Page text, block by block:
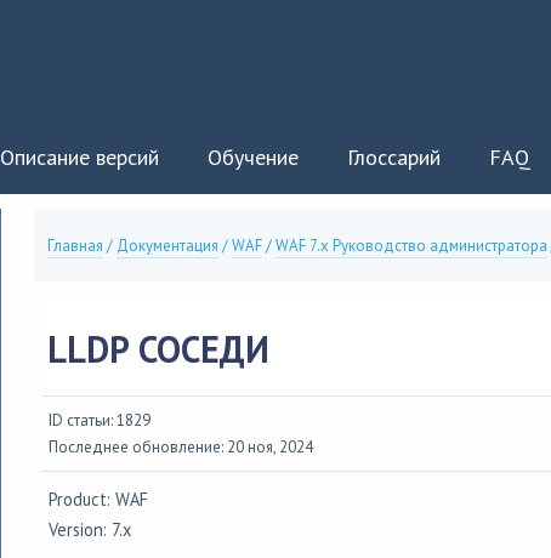
Описание версий Обучение Глоссарий FAQ
Главная / Документация /WAF/WAF 7.x Руководство администратора
LLDP СОСЕДИ
ID статьи: 1829
Последнее обновление: 20 ноя, 2024
Product: WAF
Version: 7.x